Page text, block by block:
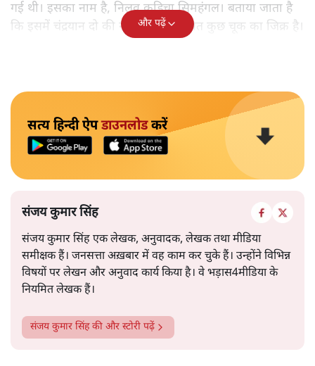
गई थी। इसका नाम है, निलवु कुडिचा सिमहंगल। बताया जाता है
कि इसमें चंद्रयान दो की नाकामी से संबंधित कुछ चूक का जिक्र है।
और पढ़ें
सत्य हिन्दी ऐपडाउनलोडकरें
संजय कुमार सिंह
संजय कुमार सिंह एक लेखक, अनुवादक, लेखक तथा मीडिया
समीक्षक हैं। जनसत्ता अख़बार में वह काम कर चुके हैं। उन्होंने विभिन्न
विषयों पर लेखन और अनुवाद कार्य किया है। वे भड़ास4मीडिया के
नियमित लेखक हैं।
संजय कुमार सिंहकी और स्टोरी पढ़ें